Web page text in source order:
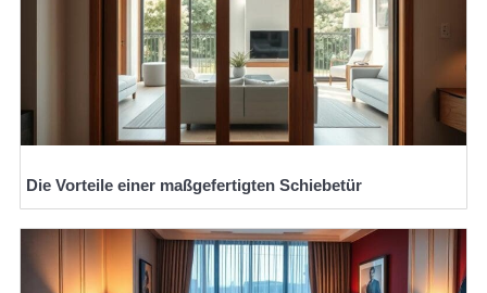
Die Vorteile einer maßgefertigten Schiebetür